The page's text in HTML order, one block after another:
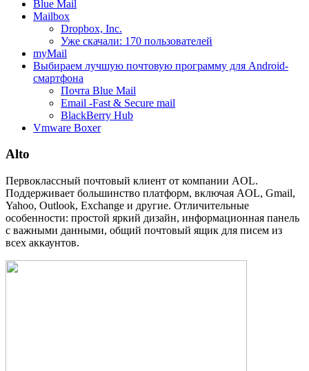
Blue Mail
Mailbox
Dropbox, Inc.
Уже скачали: 170 пользователей
myMail
Выбираем лучшую почтовую программу для Android-
смартфона
Почта Blue Mail
Email -Fast & Secure mail
BlackBerry Hub
Vmware Boxer
Alto
Первоклассный почтовый клиент от компании AOL.
Поддерживает большинство платформ, включая AOL, Gmail,
Yahoo, Outlook, Exchange и другие. Отличительные
особенности: простой яркий дизайн, информационная панель
с важными данными, общий почтовый ящик для писем из
всех аккаунтов.